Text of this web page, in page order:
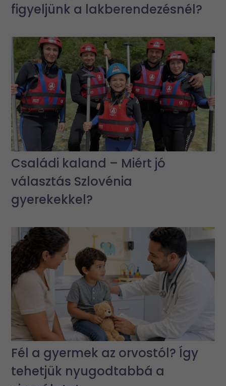
figyeljünk a lakberendezésnél?
Családi kaland – Miért jó
választás Szlovénia
gyerekekkel?
Fél a gyermek az orvostól? Így
tehetjük nyugodtabbá a